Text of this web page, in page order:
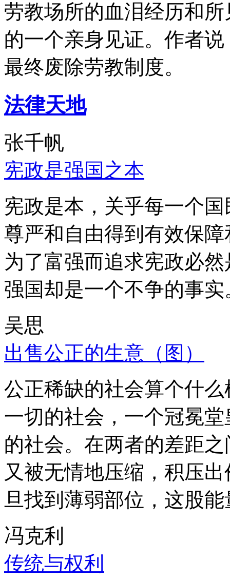
劳教场所的血泪经历和
的一个亲身见证。作者
最终废除劳教制度。
法律天地
张千帆
宪政是强国之本
宪政是本，关乎每一个
尊严和自由得到有效保
为了富强而追求宪政必
强国却是一个不争的事实
吴思
出售公正的生意（图）
公正稀缺的社会算个什
一切的社会，一个冠冕
的社会。在两者的差距
又被无情地压缩，积压
旦找到薄弱部位，这股
冯克利
传统与权利